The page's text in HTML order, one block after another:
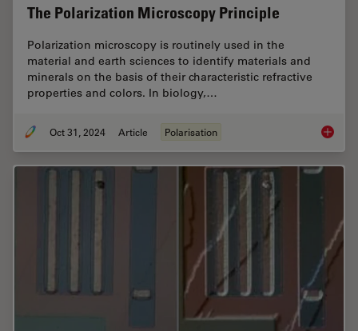
The Polarization Microscopy Principle
Polarization microscopy is routinely used in the
material and earth sciences to identify materials and
minerals on the basis of their characteristic refractive
properties and colors. In biology,…
Oct 31, 2024 Article Polarisation The